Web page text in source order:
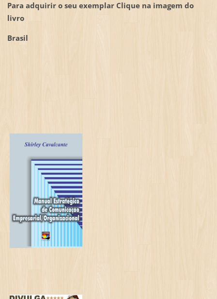
Para adquirir o seu exemplar Clique na imagem do
livro
Brasil